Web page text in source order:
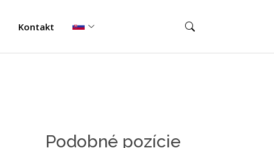
Kontakt
Podobné pozície